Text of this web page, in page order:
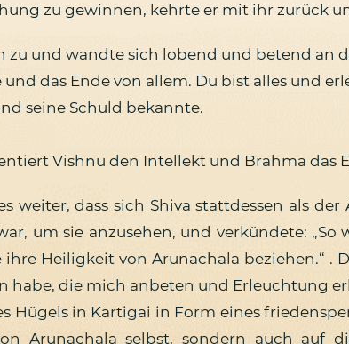
zu gewinnen, kehrte er mit ihr zurück
zu und wandte sich lobend und betend an
das Ende von allem. Du bist alles und
seine Schuld bekannte.
Vishnu den Intellekt und Brahma das
weiter, dass sich Shiva stattdessen als
um sie anzusehen, und verkündete:
Heiligkeit von Arunachala beziehen.“ .
die mich anbeten und Erleuchtung
Hügels in Kartigai in Form eines
Arunachala selbst, sondern auch auf